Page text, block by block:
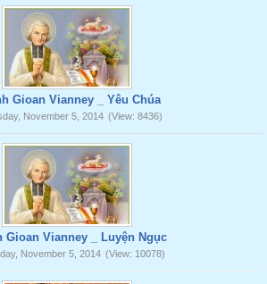
Gioan Vianney _ Yêu Chúa
November 5, 2014 (View: 8436)
Gioan Vianney _ Luyện Ngục
November 5, 2014 (View: 10078)